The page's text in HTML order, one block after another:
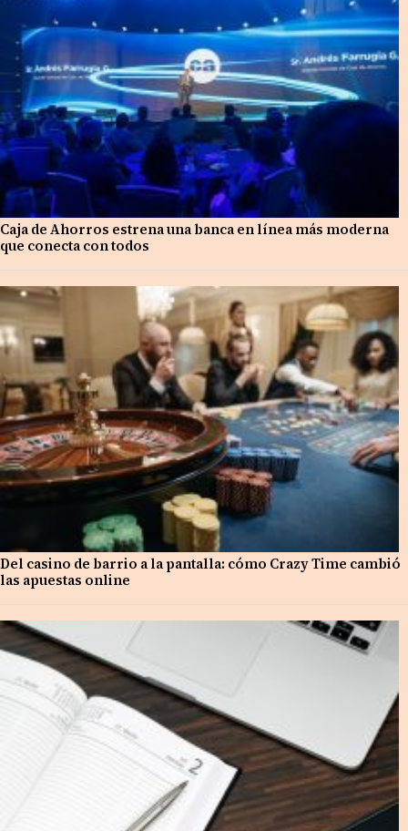
Caja de Ahorros estrena una banca en línea más moderna
que conecta con todos
Del casino de barrio a la pantalla: cómo Crazy Time cambió
las apuestas online